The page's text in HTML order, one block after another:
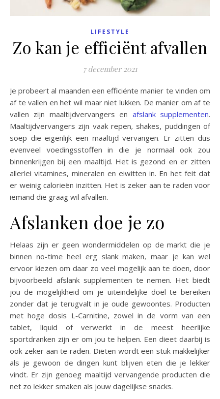
LIFESTYLE
Zo kan je efficiënt afvallen
7 december 2021
Je probeert al maanden een efficiënte manier te vinden om
af te vallen en het wil maar niet lukken. De manier om af te
vallen zijn maaltijdvervangers en afslank supplementen.
Maaltijdvervangers zijn vaak repen, shakes, puddingen of
soep die eigenlijk een maaltijd vervangen. Er zitten dus
evenveel voedingsstoffen in die je normaal ook zou
binnenkrijgen bij een maaltijd. Het is gezond en er zitten
allerlei vitamines, mineralen en eiwitten in. En het feit dat
er weinig calorieën inzitten. Het is zeker aan te raden voor
iemand die graag wil afvallen.
Afslanken doe je zo
Helaas zijn er geen wondermiddelen op de markt die je
binnen no-time heel erg slank maken, maar je kan wel
ervoor kiezen om daar zo veel mogelijk aan te doen, door
bijvoorbeeld afslank supplementen te nemen. Het biedt
jou de mogelijkheid om je uiteindelijke doel te bereiken
zonder dat je terugvalt in je oude gewoontes. Producten
met hoge dosis L-Carnitine, zowel in de vorm van een
tablet, liquid of verwerkt in de meest heerlijke
sportdranken zijn er om jou te helpen. Een dieet daarbij is
ook zeker aan te raden. Diëten wordt een stuk makkelijker
als je gewoon de dingen kunt blijven eten die je lekker
vindt. Er zijn genoeg maaltijd vervangende producten die
net zo lekker smaken als jouw dagelijkse snacks.